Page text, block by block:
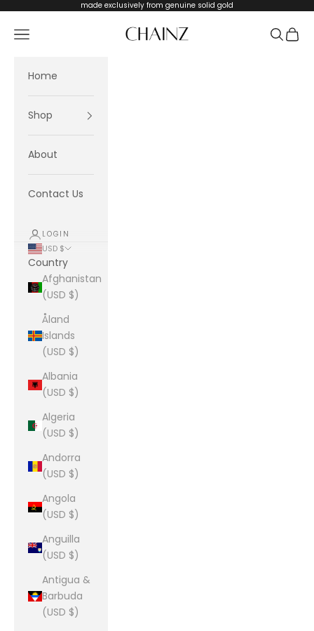
made exclusively from genuine solid gold
CHAINZ
Navigation menu Search
Cart
Home
Shop
About
Contact Us
LOGIN
USD $
Country
Afghanistan
(USD $)
Åland
Islands
(USD $)
Albania
(USD $)
Algeria
(USD $)
Andorra
(USD $)
Angola
(USD $)
Anguilla
(USD $)
Antigua &
Barbuda
(USD $)